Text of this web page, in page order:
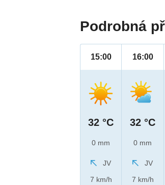
Podrobná
15:00
32 °C
0 mm
JV
7 km/h
16:00
32 °C
0 mm
JV
7 km/h